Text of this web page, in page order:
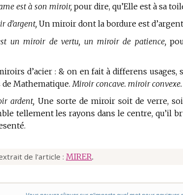
est à son miroir, pour dire, qu’Elle est à sa
d’argent, Un miroir dont la bordure est
un miroir de vertu, un miroir de patience,
d’acier : & on en fait à differens
Mathematique. Miroir concave. miroir convexe.
ardent, Une sorte de miroir soit de verre,
tellement les rayons dans le centre, qu’il
de l'article : MIRER.